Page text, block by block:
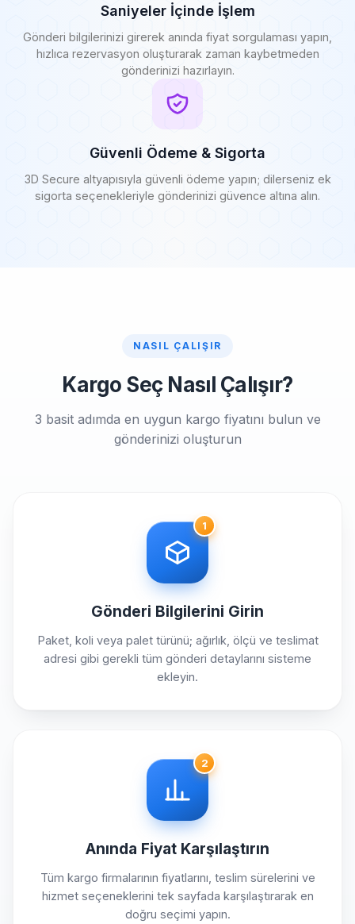
Saniyeler İçinde İşlem
Gönderi bilgilerinizi girerek anında fiyat sorgulaması yapın,
hızlıca rezervasyon oluşturarak zaman kaybetmeden
gönderinizi hazırlayın.
Güvenli Ödeme & Sigorta
3D Secure altyapısıyla güvenli ödeme yapın; dilerseniz ek
sigorta seçenekleriyle gönderinizi güvence altına alın.
NASIL ÇALIŞIR
Kargo Seç Nasıl Çalışır?
3 basit adımda en uygun kargo fiyatını bulun ve
gönderinizi oluşturun
1
Gönderi Bilgilerini Girin
Paket, koli veya palet türünü; ağırlık, ölçü ve teslimat
adresi gibi gerekli tüm gönderi detaylarını sisteme
ekleyin.
2
Anında Fiyat Karşılaştırın
Tüm kargo firmalarının fiyatlarını, teslim sürelerini ve
hizmet seçeneklerini tek sayfada karşılaştırarak en
doğru seçimi yapın.